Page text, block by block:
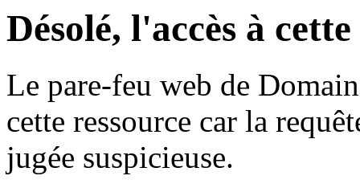
Désolé, l'accès à
Le pare-feu web de
cette ressource car la
jugée suspicieuse.